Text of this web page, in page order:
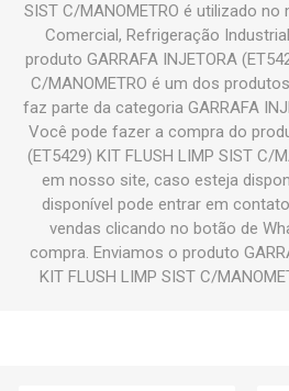
SIST C/MANOMETRO é utilizado
Comercial, Refrigeração
produto GARRAFA INJETORA
C/MANOMETRO é um dos
faz parte da categoria GARRAFA
Você pode fazer a compra do
(ET5429) KIT FLUSH LIMP SIST C/
em nosso site, caso esteja
disponível pode entrar em
vendas clicando no botão de
compra. Enviamos o produto
KIT FLUSH LIMP SIST C/